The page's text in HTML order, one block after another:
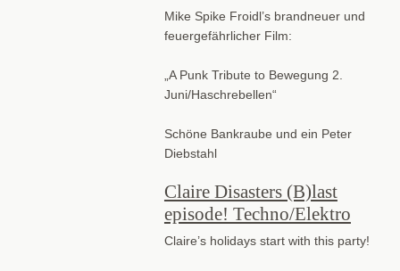
Mike Spike Froidl’s brandneuer und
feuergefährlicher Film:
„A Punk Tribute to Bewegung 2.
Juni/Haschrebellen“
Schöne Bankraube und ein Peter
Diebstahl
Claire Disasters (B)last
episode! Techno/Elektro
Claire’s holidays start with this party!